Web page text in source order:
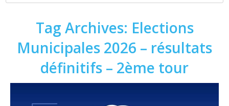
Tag Archives: Elections
Municipales 2026 – résultats
définitifs – 2ème tour